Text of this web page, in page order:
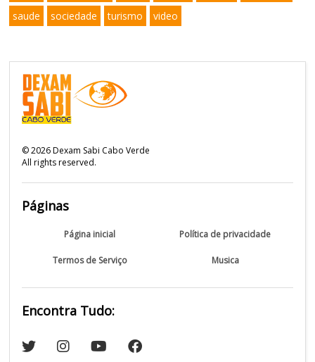
saude
sociedade turismo video
©2026Dexam Sabi Cabo Verde
All rights reserved.
Páginas
Página inicial Política de privacidade
Termos de Serviço Musica
Encontra Tudo: